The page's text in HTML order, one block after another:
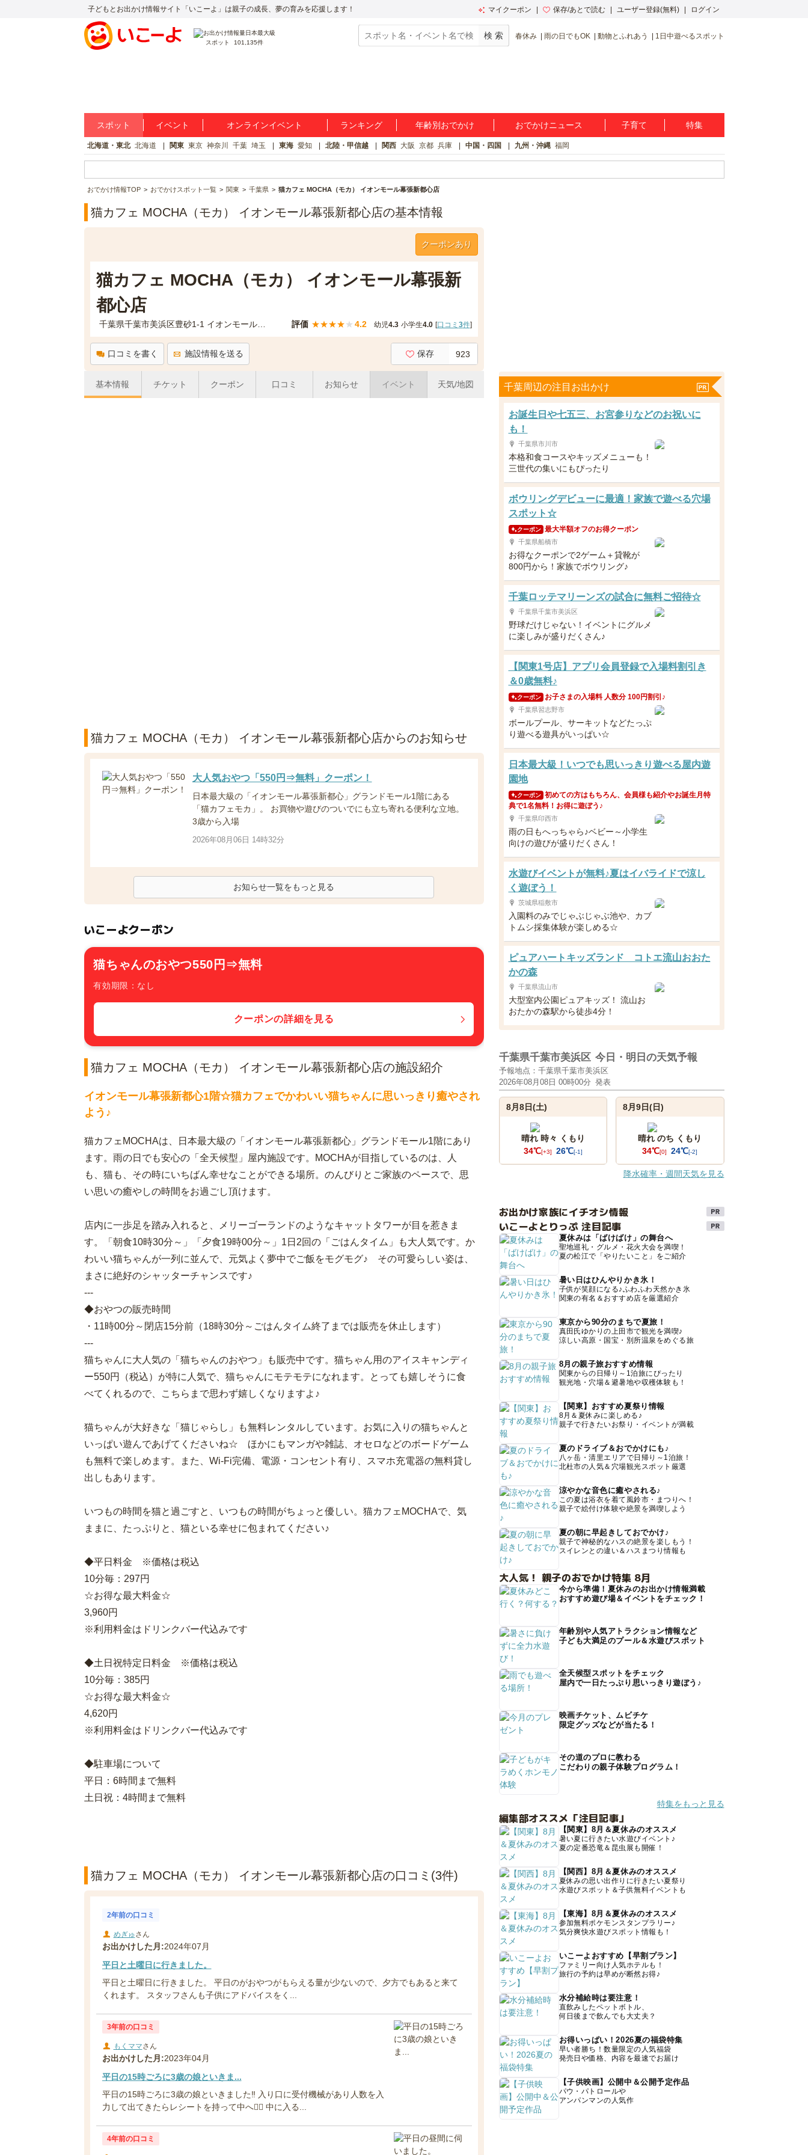
子どもとお出かけ情報サイト「いこーよ」は親子の成長、夢の育みを応援します！ マイクーポン 保存/あとで読む ユーザー登録(無料) ログイン
スポット 101,135件
春休み 雨の日でもOK 動物とふれあう 1日中遊べるスポット
スポット イベント オンラインイベント ランキング 年齢別おでかけ おでかけニュース 子育て 特集
北海道・東北 北海道 関東 東京 神奈川 千葉 埼玉 東海 愛知 北陸・甲信越 関西 大阪 京都 兵庫 中国・四国 九州・沖縄 福岡
おでかけ情報TOP おでかけスポット一覧 関東 千葉県 猫カフェ MOCHA（モカ） イオンモール幕張新都心店
猫カフェ MOCHA（モカ） イオンモール幕張新都心店の基本情報
クーポンあり
猫カフェ MOCHA（モカ） イオンモール幕張新
都心店
千葉県千葉市美浜区豊砂1-1 イオンモール幕張新都心 グランドモール1F 評価 ★★★★★ 4.2 幼児4.3 小学生4.0 [口コミ 3件]
口コミを書く 施設情報を送る 保存 923
基本情報 チケット クーポン 口コミ お知らせ イベント 天気/地図
猫カフェ MOCHA（モカ） イオンモール幕張新都心店からのお知らせ
大人気おやつ「550円⇒無料」クーポン！
日本最大級の「イオンモール幕張新都心」グランドモール1階にある
「猫カフェモカ」。 お買物や遊びのついでにも立ち寄れる便利な立地。
3歳から入場
2026年08月06日 14時32分
お知らせ一覧をもっと見る
いこーよクーポン
猫ちゃんのおやつ550円⇒無料
有効期限：なし
クーポンの詳細を見る
猫カフェ MOCHA（モカ） イオンモール幕張新都心店の施設紹介
イオンモール幕張新都心1階☆猫カフェでかわいい猫ちゃんに思いっきり癒やされ
よう♪
猫カフェMOCHAは、日本最大級の「イオンモール幕張新都心」グランドモール1階にあり
ます。雨の日でも安心の「全天候型」屋内施設です。MOCHAが目指しているのは、人
も、猫も、その時にいちばん幸せなことができる場所。のんびりとご家族のペースで、思
い思いの癒やしの時間をお過ごし頂けます。
店内に一歩足を踏み入れると、メリーゴーランドのようなキャットタワーが目を惹きま
す。「朝食10時30分～」「夕食19時00分～」1日2回の「ごはんタイム」も大人気です。か
わいい猫ちゃんが一列に並んで、元気よく夢中でご飯をモグモグ♪ その可愛らしい姿は、
まさに絶好のシャッターチャンスです♪
---
◆おやつの販売時間
・11時00分～閉店15分前（18時30分～ごはんタイム終了までは販売を休止します）
---
猫ちゃんに大人気の「猫ちゃんのおやつ」も販売中です。猫ちゃん用のアイスキャンディ
ー550円（税込）が特に人気で、猫ちゃんにモテモテになれます。とっても嬉しそうに食
べてくれるので、こちらまで思わず嬉しくなりますよ♪
猫ちゃんが大好きな「猫じゃらし」も無料レンタルしています。お気に入りの猫ちゃんと
いっぱい遊んであげてくださいね☆ ほかにもマンガや雑誌、オセロなどのボードゲーム
も無料で楽しめます。また、Wi-Fi完備、電源・コンセント有り、スマホ充電器の無料貸し
出しもあります。
いつもの時間を猫と過ごすと、いつもの時間がちょっと優しい。猫カフェMOCHAで、気
ままに、たっぷりと、猫といる幸せに包まれてください♪
◆平日料金 ※価格は税込
10分毎：297円
☆お得な最大料金☆
3,960円
※利用料金はドリンクバー代込みです
◆土日祝特定日料金 ※価格は税込
10分毎：385円
☆お得な最大料金☆
4,620円
※利用料金はドリンクバー代込みです
◆駐車場について
平日：6時間まで無料
土日祝：4時間まで無料
猫カフェ MOCHA（モカ） イオンモール幕張新都心店の口コミ(3件)
2年前の口コミ
めぎゅさん
お出かけした月:2024年07月
平日と土曜日に行きました。
平日と土曜日に行きました。 平日のがおやつがもらえる量が少ないので、夕方でもあると来て
くれます。 スタッフさんも子供にアドバイスをく...
3年前の口コミ
もくママさん
お出かけした月:2023年04月
平日の15時ごろに3歳の娘といきま...
平日の15時ごろに3歳の娘といきました‼︎ 入り口に受付機械があり人数を入
力して出てきたらレシートを持って中へ🚶‍♀️ 中に入る...
4年前の口コミ
千葉周辺の注目お出かけ
お誕生日や七五三、お宮参りなどのお祝いに
も！
千葉県市川市
本格和食コースやキッズメニューも！
三世代の集いにもぴったり
ボウリングデビューに最適！家族で遊べる穴場
スポット☆
クーポン 最大半額オフのお得クーポン
千葉県船橋市
お得なクーポンで2ゲーム＋貸靴が
800円から！家族でボウリング♪
千葉ロッテマリーンズの試合に無料ご招待☆
千葉県千葉市美浜区
野球だけじゃない！イベントにグルメ
に楽しみが盛りだくさん♪
【関東1号店】アプリ会員登録で入場料割引き
＆0歳無料♪
クーポン お子さまの入場料 人数分 100円割引♪
千葉県習志野市
ボールプール、サーキットなどたっぷ
り遊べる遊具がいっぱい☆
日本最大級！いつでも思いっきり遊べる屋内遊
園地
クーポン 初めての方はもちろん、会員様も紹介やお誕生月特
典で1名無料！お得に遊ぼう♪
千葉県印西市
雨の日もへっちゃら♪ベビー～小学生
向けの遊びが盛りだくさん！
水遊びイベントが無料♪夏はイバライドで涼し
く遊ぼう！
茨城県稲敷市
入園料のみでじゃぶじゃぶ池や、カブ
トムシ採集体験が楽しめる☆
ピュアハートキッズランド コトエ流山おおた
かの森
千葉県流山市
大型室内公園ピュアキッズ！ 流山お
おたかの森駅から徒歩4分！
千葉県千葉市美浜区 今日・明日の天気予報
予報地点：千葉県千葉市美浜区
2026年08月08日 00時00分 発表
8月8日(土)
晴れ 時々 くもり
34℃[+3] 26℃[-1]
8月9日(日)
晴れ のち くもり
34℃[0] 24℃[-2]
降水確率・週間天気を見る
お出かけ家族にイチオシ情報
いこーよとりっぷ 注目記事
夏休みは「ばけばけ」の舞台へ
聖地巡礼・グルメ・花火大会を満喫！
夏の松江で「やりたいこと」をご紹介
暑い日はひんやりかき氷！
子供が笑顔になる♪ふわふわ天然かき氷
関東の有名＆おすすめ店を厳選紹介
東京から90分のまちで夏旅！
真田氏ゆかりの上田市で観光を満喫♪
涼しい高原・国宝・別所温泉をめぐる旅
8月の親子旅おすすめ情報
関東からの日帰り～1泊旅にぴったり
観光地・穴場＆避暑地や収穫体験も！
【関東】おすすめ夏祭り情報
8月＆夏休みに楽しめる♪
親子で行きたいお祭り・イベントが満載
夏のドライブ＆おでかけにも♪
八ヶ岳・清里エリアで日帰り～1泊旅！
北杜市の人気＆穴場観光スポット厳選
涼やかな音色に癒やされる♪
この夏は浴衣を着て風鈴市・まつりへ！
親子で絵付け体験や絶景を満喫しよう
夏の朝に早起きしておでかけ♪
親子で神秘的なハスの絶景を楽しもう！
スイレンとの違い＆ハスまつり情報も
大人気！ 親子のおでかけ特集 8月
今から準備！夏休みのお出かけ情報満載
おすすめ遊び場＆イベントをチェック！
年齢別や人気アトラクション情報など
子ども大満足のプール＆水遊びスポット
全天候型スポットをチェック
屋内で一日たっぷり思いっきり遊ぼう♪
映画チケット、ムビチケ
限定グッズなどが当たる！
その道のプロに教わる
こだわりの親子体験プログラム！
特集をもっと見る
編集部オススメ「注目記事」
【関東】8月＆夏休みのオススメ
暑い夏に行きたい水遊びイベント♪
夏の定番恐竜＆昆虫展も開催！
【関西】8月＆夏休みのオススメ
夏休みの思い出作りに行きたい夏祭り
水遊びスポット＆子供無料イベントも
【東海】8月＆夏休みのオススメ
参加無料ポケモンスタンプラリー♪
気分爽快水遊びスポット情報も！
いこーよおすすめ【早割プラン】
ファミリー向け人気ホテルも！
旅行の予約は早めが断然お得♪
水分補給時は要注意！
直飲みしたペットボトル、
何日後まで飲んでも大丈夫？
お得いっぱい！2026夏の福袋特集
早い者勝ち！数量限定の人気福袋
発売日や価格、内容を最速でお届け
【子供映画】公開中＆公開予定作品
パウ・パトロールや
アンパンマンの人気作